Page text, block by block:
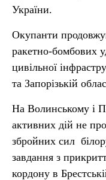
України.
Окупанти
ракетно-бомбових
цивільної
та Запорізькій
На Волинському і
активних дій не
збройних сил
завдання з
кордону в